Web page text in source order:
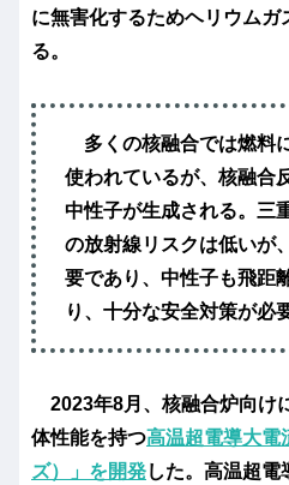
に無害化するためヘリウムガ
る。
多くの核融合では燃料
使われているが、核融合
中性子が生成される。三
の放射線リスクは低いが
要であり、中性子も飛距
り、十分な安全対策が必
2023年8月、核融合炉向け
体性能を持つ高温超電導大電
ズ）」を開発した。高温超